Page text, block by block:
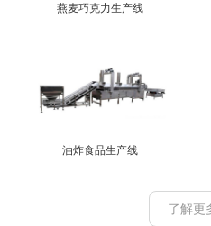
燕麦巧克力生产线
油炸食品生产线
了解更